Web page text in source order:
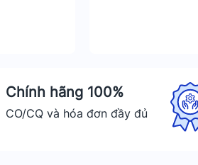
Chính hãng 100%
CO/CQ và hóa đơn đầy đủ